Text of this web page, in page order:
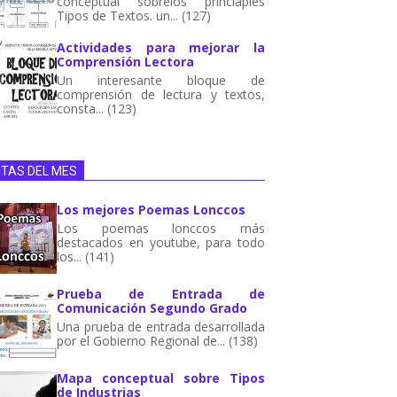
Tipos de Textos. un... (127)
Actividades para mejorar la
Comprensión Lectora
Un interesante bloque de
comprensión de lectura y textos,
consta... (123)
DEL MES
Los mejores Poemas Lonccos
Los poemas lonccos más
destacados en youtube, para todo
los... (141)
Prueba de Entrada de
Comunicación Segundo Grado
Una prueba de entrada desarrollada
por el Gobierno Regional de... (138)
Mapa conceptual sobre Tipos
de Industrias